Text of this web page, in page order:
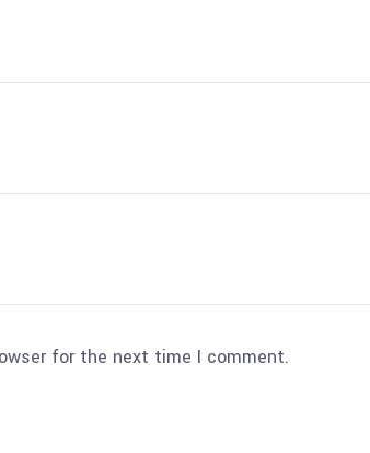
for the next time I comment.